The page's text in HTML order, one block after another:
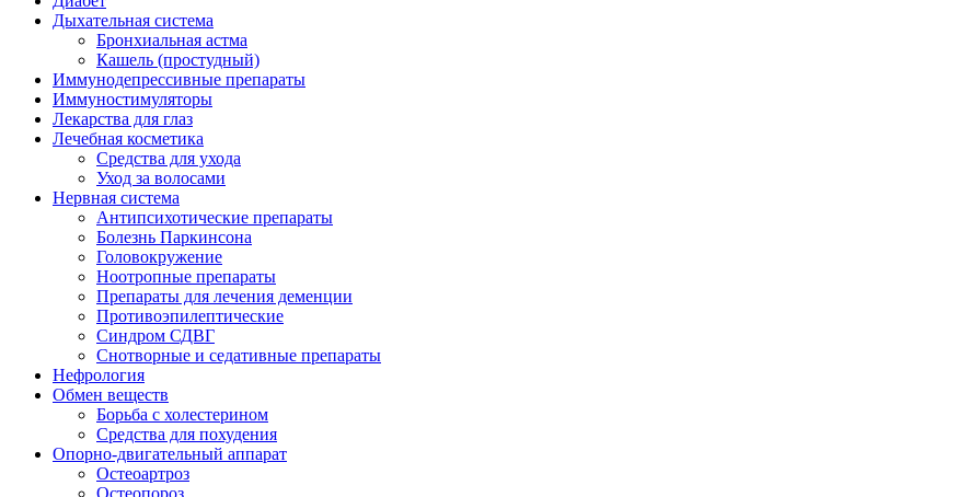
Дыхательная система
Бронхиальная астма
Кашель (простудный)
Иммунодепрессивные препараты
Иммуностимуляторы
Лекарства для глаз
Лечебная косметика
Средства для ухода
Уход за волосами
Нервная система
Антипсихотические препараты
Болезнь Паркинсона
Головокружение
Ноотропные препараты
Препараты для лечения деменции
Противоэпилептические
Синдром СДВГ
Снотворные и седативные препараты
Нефрология
Обмен веществ
Борьба с холестерином
Средства для похудения
Опорно-двигательный аппарат
Остеоартроз
Остеопороз